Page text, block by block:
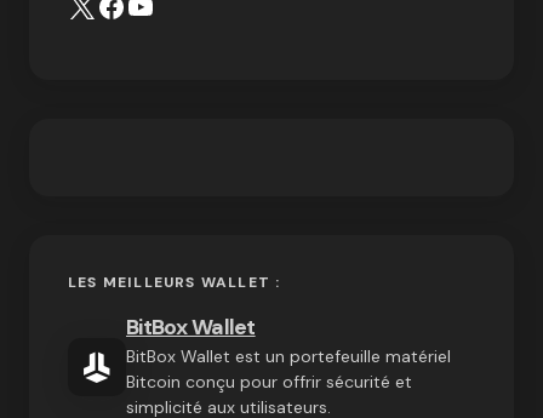
LES MEILLEURS WALLET :
BitBox Wallet
BitBox Wallet est un portefeuille matériel
Bitcoin conçu pour offrir sécurité et
simplicité aux utilisateurs.